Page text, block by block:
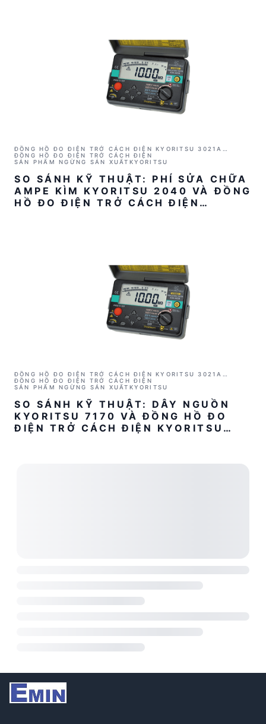
ĐỒNG HỒ ĐO ĐIỆN TRỞ CÁCH ĐIỆN KYORITSU 3021A
(1000V/2GΩ)
ĐỒNG HỒ ĐO ĐIỆN TRỞ CÁCH ĐIỆN
SẢN PHẨM NGỪNG SẢN XUẤT KYORITSU
SO SÁNH KỸ THUẬT: PHÍ SỬA CHỮA
AMPE KÌM KYORITSU 2040 VÀ ĐỒNG
HỒ ĐO ĐIỆN TRỞ CÁCH ĐIỆN
ĐỒNG HỒ ĐO ĐIỆN TRỞ CÁCH ĐIỆN KYORITSU 3021A
(1000V/2GΩ)
ĐỒNG HỒ ĐO ĐIỆN TRỞ CÁCH ĐIỆN
SẢN PHẨM NGỪNG SẢN XUẤT KYORITSU
SO SÁNH KỸ THUẬT: DÂY NGUỒN
KYORITSU 7170 VÀ ĐỒNG HỒ ĐO
ĐIỆN TRỞ CÁCH ĐIỆN KYORITSU